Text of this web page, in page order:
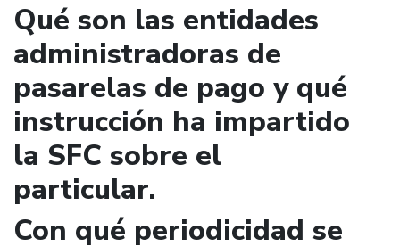
Qué son las entidades
administradoras de
pasarelas de pago y qué
instrucción ha impartido
la SFC sobre el
particular.
Con qué periodicidad se